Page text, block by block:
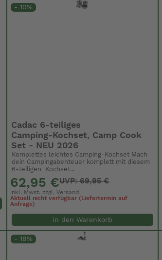
- 10%
Cadac 6‑teiliges
Camping‑Kochset, Camp Cook
Set - NEU 2026
Komplettes leichtes Camping-Kochset Mach
dein Campingabenteuer komplett mit diesem
6‑teiligen Kochset...
62,95 €UVP: 69,95 €
inkl. Mwst. zzgl.Versand
Aktuell nicht verfügbar (Liefertermin auf
Anfrage)
in den Warenkorb
- 18%